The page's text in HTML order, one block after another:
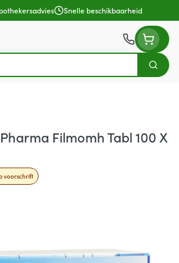
Snelle beschikbaarheid
Zoek
Filmomh Tabl 100 X
voorschrift